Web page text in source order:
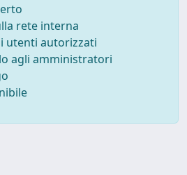
rete interna
utenti autorizzati
agli amministratori